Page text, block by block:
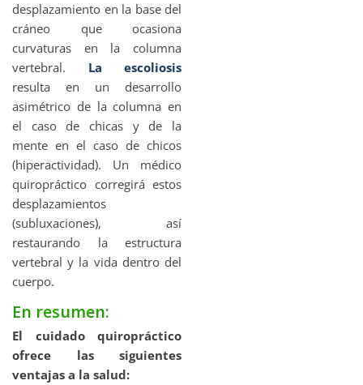
desplazamiento en la base del
cráneo que ocasiona
curvaturas en la columna
vertebral. La escoliosis
resulta en un desarrollo
asimétrico de la columna en
el caso de chicas y de la
mente en el caso de chicos
(hiperactividad). Un médico
quiropráctico corregirá estos
desplazamientos
(subluxaciones), así
restaurando la estructura
vertebral y la vida dentro del
cuerpo.
En resumen:
El cuidado quiropráctico
ofrece las siguientes
ventajas a la salud: